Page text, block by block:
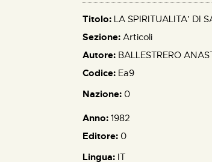
Titolo: LA SPIRITUALITA’ DI
Sezione: Articoli
Autore: BALLESTRERO
Codice: Ea9
Nazione: 0
Anno: 1982
Editore: 0
Lingua: IT